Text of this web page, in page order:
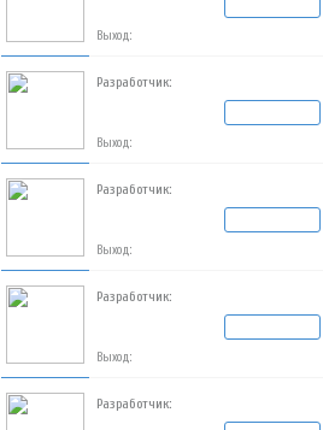
Выход:
Разработчик:
Выход:
Разработчик:
Выход:
Разработчик:
Выход:
Разработчик: